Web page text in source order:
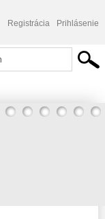
Registrácia Prihlásenie